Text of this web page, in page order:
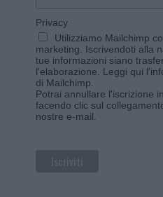
Privacy
Utilizziamo Mailchimp
marketing. Iscrivendoti alla
tue informazioni siano
l'elaborazione. Leggi qui
di Mailchimp
Potrai annullare l'iscrizione
facendo clic sul
nostre e-mail.